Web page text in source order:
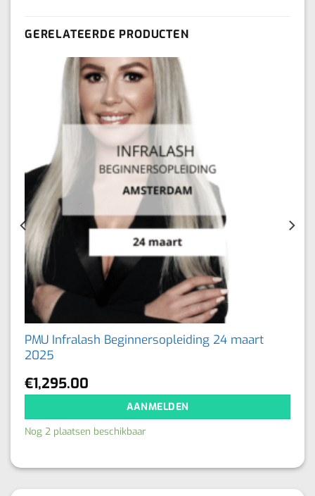
GERELATEERDE PRODUCTEN
PMU Infralash Beginnersopleiding 24 maart
2025
€1,295.00
AANMELDEN
Nog 2 plaatsen beschikbaar